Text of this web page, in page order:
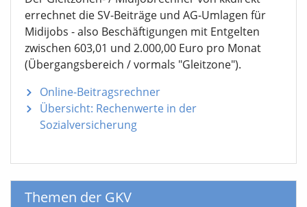
errechnet die SV-Beiträge und AG-Umlagen für
Midijobs - also Beschäftigungen mit Entgelten
zwischen 603,01 und 2.000,00 Euro pro Monat
(Übergangsbereich / vormals "Gleitzone").
Online-Beitragsrechner
Übersicht: Rechenwerte in der
Sozialversicherung
Themen der GKV